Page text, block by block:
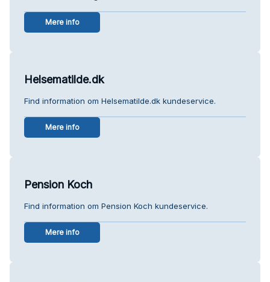
Mere info
Helsematilde.dk
Find information om Helsematilde.dk kundeservice.
Mere info
Pension Koch
Find information om Pension Koch kundeservice.
Mere info